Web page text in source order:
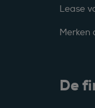
Lease
Merken
De